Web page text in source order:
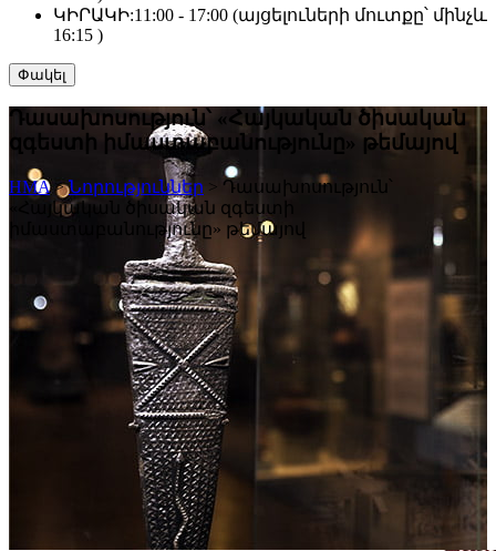
ԿԻՐԱԿԻ:11:00 - 17:00 (այցելուների մուտքը՝ մինչև
16:15 )
Փակել
Դասախոսություն՝ «Հայկական ծիսական
զգեստի իմաստաբանությունը» թեմայով
HMA>Նորություններ > Դասախոսություն՝
«Հայկական ծիսական զգեստի
իմաստաբանությունը» թեմայով